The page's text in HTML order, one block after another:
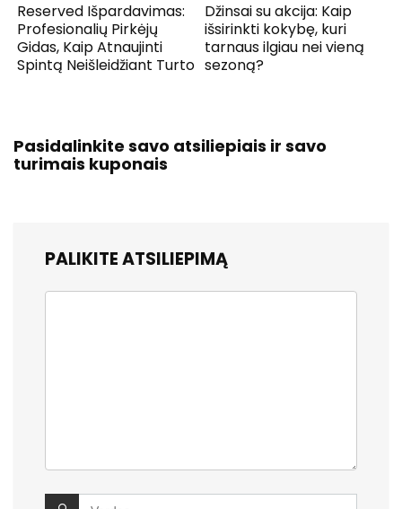
Reserved Išpardavimas:
Profesionalių Pirkėjų
Gidas, Kaip Atnaujinti
Spintą Neišleidžiant Turto
Džinsai su akcija: Kaip
išsirinkti kokybę, kuri
tarnaus ilgiau nei vieną
sezoną?
Pasidalinkite savo atsiliepiais ir savo
turimais kuponais
PALIKITE ATSILIEPIMĄ